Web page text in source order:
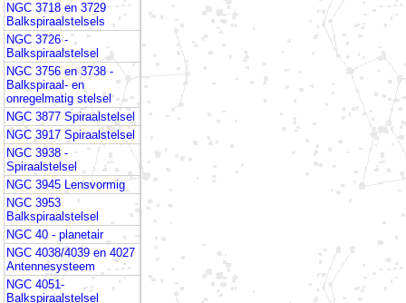
NGC 3718 en 3729
Balkspiraalstelsels
NGC 3726 -
Balkspiraalstelsel
NGC 3756 en 3738 -
Balkspiraal- en
onregelmatig stelsel
NGC 3877 Spiraalstelsel
NGC 3917 Spiraalstelsel
NGC 3938 -
Spiraalstelsel
NGC 3945 Lensvormig
NGC 3953
Balkspiraalstelsel
NGC 40 - planetair
NGC 4038/4039 en 4027
Antennesysteem
NGC 4051-
Balkspiraalstelsel